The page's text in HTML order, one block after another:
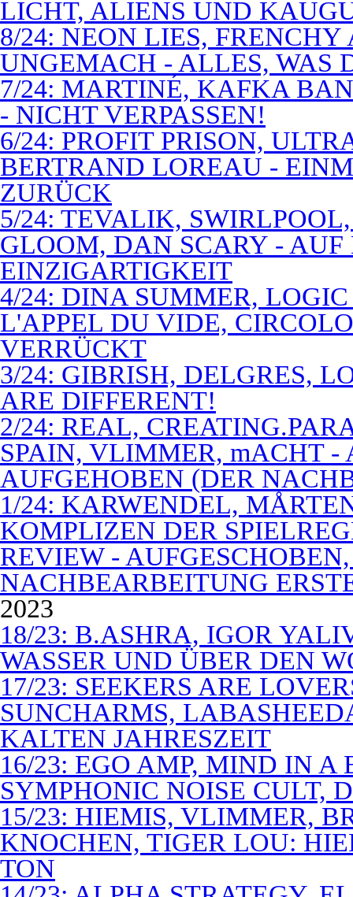
LICHT, ALIENS UND
8/24: NEON LIES,
UNGEMACH - ALLES, WAS
7/24: MARTINÉ, KAFKA
- NICHT VERPASSEN!
6/24: PROFIT PRISON,
BERTRAND LOREAU -
ZURÜCK
5/24: TEVALIK,
GLOOM, DAN SCARY -
EINZIGARTIGKEIT
4/24: DINA SUMMER,
L'APPEL DU VIDE,
VERRÜCKT
3/24: GIBRISH, DELGRES,
ARE DIFFERENT!
2/24: REAL,
SPAIN, VLIMMER, mACHT -
AUFGEHOBEN (DER
1/24: KARWENDEL,
KOMPLIZEN DER
REVIEW -
NACHBEARBEITUNG
2023
18/23: B.ASHRA, IGOR
WASSER UND ÜBER DEN
17/23: SEEKERS ARE
SUNCHARMS,
KALTEN JAHRESZEIT
16/23: EGO AMP, MIND IN
SYMPHONIC NOISE CULT,
15/23: HIEMIS, VLIMMER,
KNOCHEN, TIGER LOU:
TON